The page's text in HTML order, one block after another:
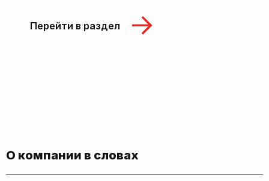
Перейти в раздел
О компании в словах